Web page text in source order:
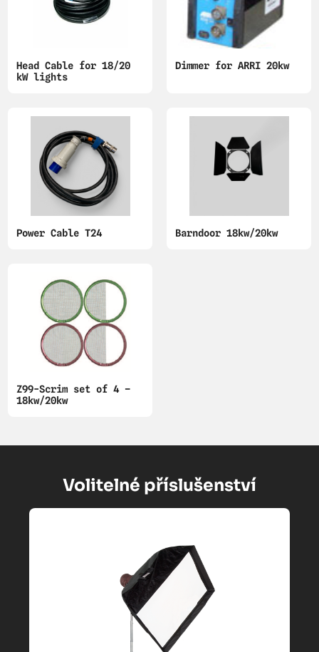
Head Cable for 18/20
kW lights
Dimmer for ARRI 20kw
Power Cable T24 Barndoor 18kw/20kw
Z99-Scrim set of 4 –
18kw/20kw
Volitelné příslušenství